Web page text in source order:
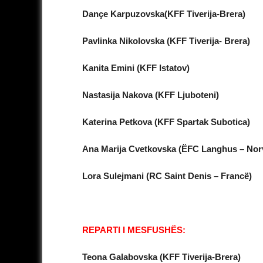
Dançe Karpuzovska(KFF Tiverija-Brera)
Pavlinka Nikolovska (KFF Tiverija- Brera)
Kanita Emini (KFF Istatov)
Nastasija Nakova (KFF Ljuboteni)
Katerina Petkova (KFF Spartak Subotica)
Ana Marija Cvetkovska (ËFC Langhus –
Lora Sulejmani (RC Saint Denis – Francë)
REPARTI I MESFUSHËS:
Teona Galabovska (KFF Tiverija‑Brera)